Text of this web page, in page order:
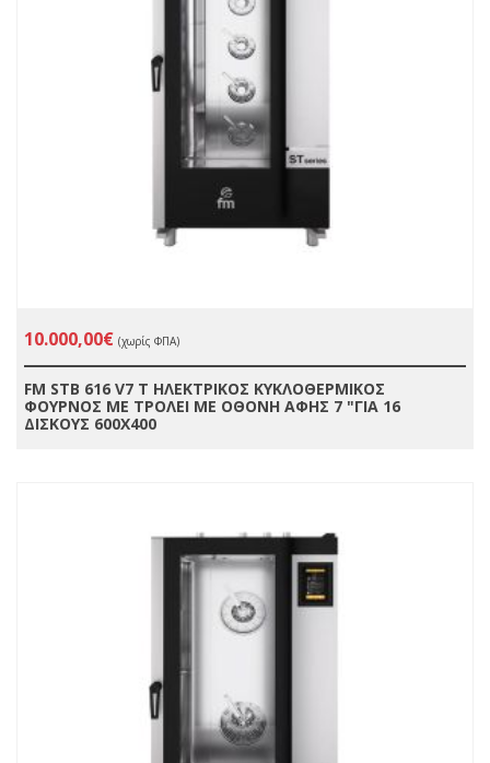
10.000,00€ (χωρίς ΦΠΑ)
FM STB 616 V7 Τ ΗΛΕΚΤΡΙΚΟΣ ΚΥΚΛΟΘΕΡΜΙΚΟΣ
ΦΟΥΡΝΟΣ ΜΕ ΤΡΟΛΕΙ ΜΕ ΟΘΟΝΗ ΑΦΗΣ 7 "ΓΙΑ 16
ΔΙΣΚΟΥΣ 600X400